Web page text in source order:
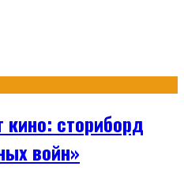
кино: сториборд
войн»